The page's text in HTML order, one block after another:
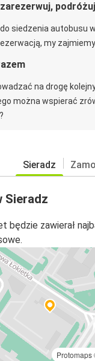
podróżuj
siedzenia autobusu
my
na drogę
można wspierać
Sieradz
Sieradz
będzie zawierał
Protomaps